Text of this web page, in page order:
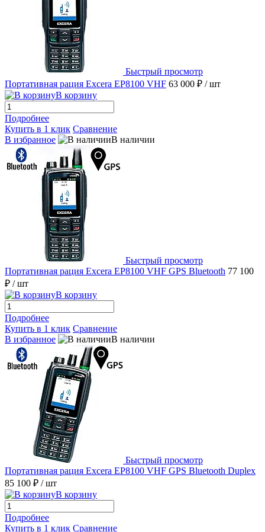
Быстрый просмотр
Портативная рация Excera EP8100 VHF 63 000 ₽ / шт
В корзину
Подробнее
Купить в 1 клик Сравнение
В избранное
В наличии
Быстрый просмотр
Портативная рация Excera EP8100 VHF GPS Bluetooth 77 100
₽ / шт
В корзину
Подробнее
Купить в 1 клик Сравнение
В избранное
В наличии
Быстрый просмотр
Портативная рация Excera EP8100 VHF GPS Bluetooth Duplex
85 100 ₽ / шт
В корзину
Подробнее
Купить в 1 клик Сравнение